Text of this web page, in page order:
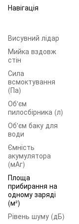
Навігація
Висувний лідар
Мийка вздовж
стін
Сила
всмоктування
(Па)
Об'єм
пилосбірника (л)
Об'єм баку для
води
Ємність
акумулятора
(мАг)
Площа
прибирання на
одному заряді
(м²)
Рівень шуму (дБ)